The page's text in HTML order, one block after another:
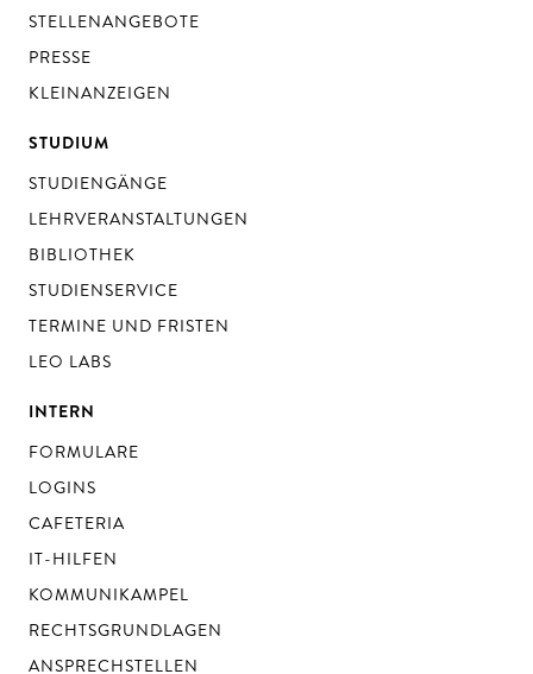
STELLENANGEBOTE
PRESSE
KLEINANZEIGEN
STUDIUM
STUDIENGÄNGE
LEHRVERANSTALTUNGEN
BIBLIOTHEK
STUDIENSERVICE
TERMINE UND FRISTEN
LEO LABS
INTERN
FORMULARE
LOGINS
CAFETERIA
IT-HILFEN
KOMMUNIKAMPEL
RECHTSGRUNDLAGEN
ANSPRECHSTELLEN